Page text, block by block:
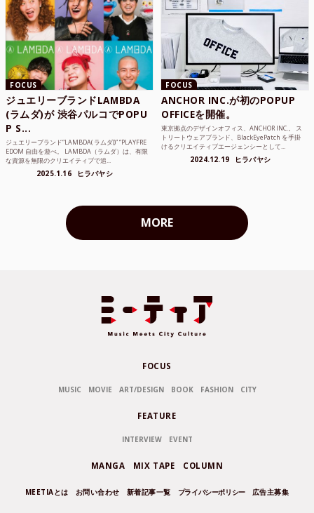
FOCUS
ジュエリーブランドLAMBDA
(ラムダ)が 渋谷パルコでPOPU
P S...
ジュエリーブランド“LAMBDA( ラムダ))” “PLAYFRE
EDOM 自由を遊べ。 LAMBDA（ラムダ）は、有限
な資源を無限のクリエイティブで追...
2025.1.16 ヒラバヤシ
FOCUS
ANCHOR INC.が初のPOPUP
OFFICEを開催。
東京拠点のデザインオフィス、ANCHOR INC.。 ス
トリートウェアブランド、BlackEyePatch を手掛
けるクリエイティブエージェンシーとして...
2024.12.19 ヒラバヤシ
MORE
FOCUS
MUSIC MOVIE ART/DESIGN BOOK FASHION CITY
FEATURE
INTERVIEW EVENT
MANGA MIX TAPE COLUMN
MEETIAとは お問い合わせ 新着記事一覧 プライバシーポリシー 広告主募集